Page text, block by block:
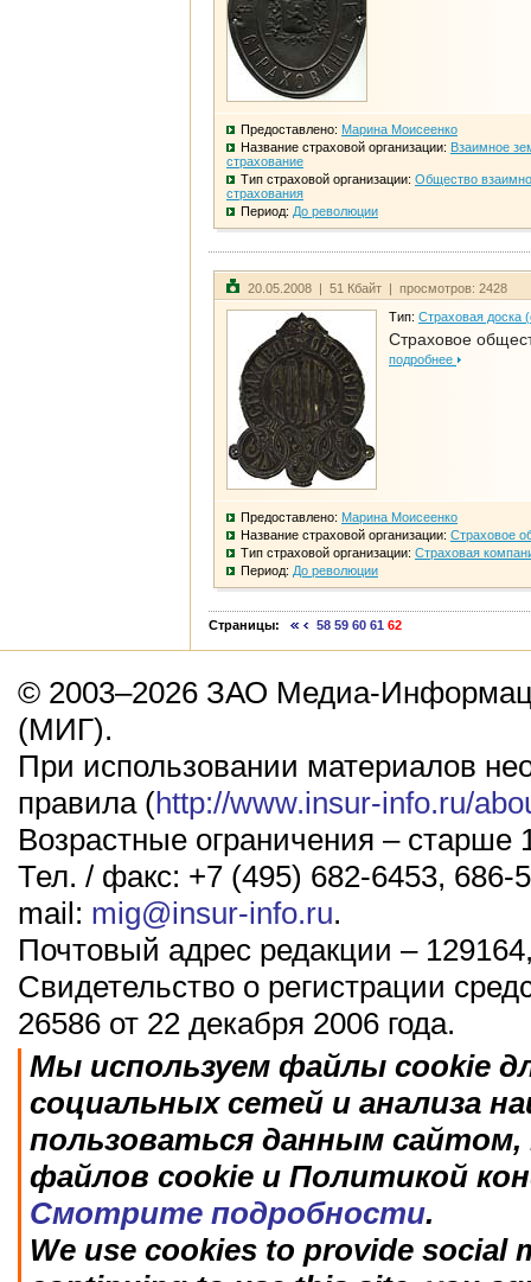
Предоставлено: Марина Моисеенко
Название страховой организации: Взаимное
страхование
Тип страховой организации: Общество
страхования
Период: До революции
20.05.2008 | 51 Кбайт | просмотров: 2428
Тип: Страховая доска
Страховое
подробнее
Предоставлено: Марина Моисеенко
Название страховой организации: Страховое
Тип страховой организации: Страховая
Период: До революции
Страницы: 58 59 60 61 62
© 2003–2026 ЗАО Медиа-
(МИГ).
При использовании материалов
правила (http://www.insur-info.ru/
Возрастные ограничения – старше
Тел. / факс: +7 (495) 682-6453, 686-
mail: mig@insur-info.ru.
Почтовый адрес редакции –
Свидетельство о регистрации
26586 от 22 декабря 2006 года.
Мы используем файлы cookie
социальных сетей и анализа
пользоваться данным
файлов cookie и Политикой
Смотрите подробности.
We use cookies to provide social